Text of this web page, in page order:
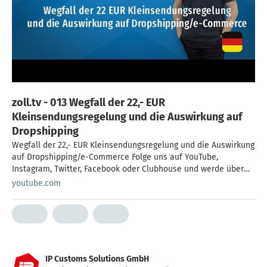
zoll.tv - 013 Wegfall der 22,- EUR
Kleinsendungsregelung und die Auswirkung auf
Dropshipping
Wegfall der 22,- EUR Kleinsendungsregelung und die Auswirkung
auf Dropshipping/e-Commerce Folge uns auf YouTube,
Instagram, Twitter, Facebook oder Clubhouse und werde über
alle neuen Videos informiert. Hast Du Interesse an einem
Dich bei uns per Telegram oder WhatsApp. Alle
Kontaktinformationen findest Du unter
https://www.facebook.com/zolltv​ Instagram
https://www.instagram.com/zoll.tv/​ Weitere Informationen
youtube.com
IP Customs Solutions GmbH